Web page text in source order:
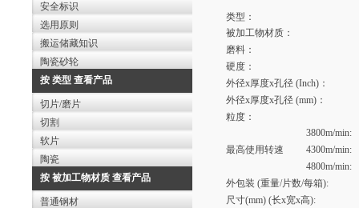
安全标识
选用原则
搬运储藏知识
陶瓷砂轮
按 类型 查看产品
切片/磨片
切割
软片
陶瓷
按 被加工物材质 查看产品
普通钢材
类型：
被加工物材质：
磨料：
硬度：
外径x厚度x孔径 (Inch)：
外径x厚度x孔径 (mm)：
粒度：
最高使用转速
3800m/min:
4300m/min:
4800m/min:
外包装 (重量/片数/每箱):
尺寸(mm) (长x宽x高):